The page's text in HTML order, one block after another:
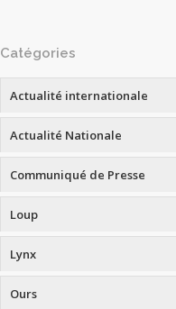
Catégories
Actualité internationale
Actualité Nationale
Communiqué de Presse
Loup
Lynx
Ours